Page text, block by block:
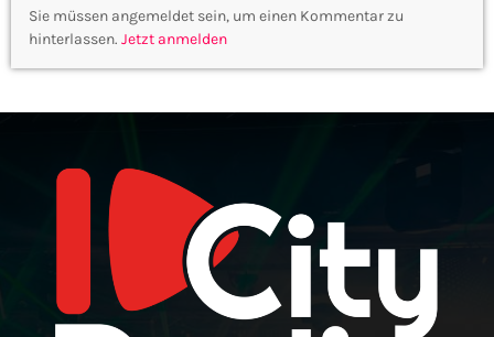
Sie müssen angemeldet sein, um einen Kommentar zu
hinterlassen. Jetzt anmelden